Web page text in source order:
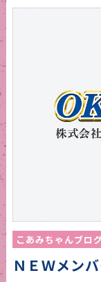
こあみちゃんブロ
ＮＥＷメン